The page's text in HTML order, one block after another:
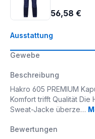
Ausstattung
Gewebe
Beschreibung
Hakro 605 PREMIUM
Komfort trifft Qualität Die
Sweat-Jacke überze…
Bewertungen
56,58 €